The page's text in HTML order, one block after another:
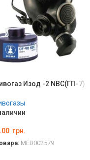
Изод -2 NBC(ГП-7)
грн.
MED002579